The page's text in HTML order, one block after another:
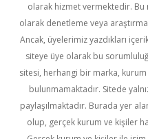
olarak hizmet vermektedir.
olarak denetleme veya
Ancak, üyelerimiz yazdıkları
siteye üye olarak bu
sitesi, herhangi bir marka, kurum
bulunmamaktadır. Sitede
paylaşılmaktadır. Burada yer
olup, gerçek kurum ve kişiler